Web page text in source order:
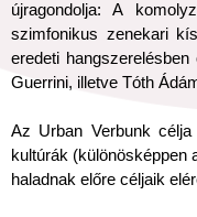
újragondolja: A
szimfonikus zenekari
eredeti
Guerrini, illetve Tóth
Az Urban Verbunk
kultúrák (különösképpen
haladnak előre céljaik